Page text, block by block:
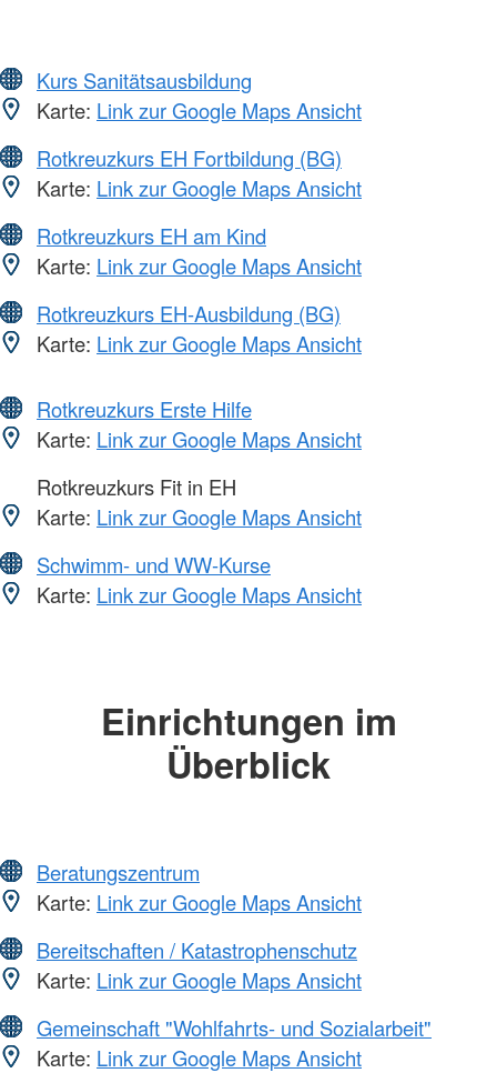
Kurs Sanitätsausbildung
Karte: Link zur Google Maps Ansicht
Rotkreuzkurs EH Fortbildung (BG)
Karte: Link zur Google Maps Ansicht
Rotkreuzkurs EH am Kind
Karte: Link zur Google Maps Ansicht
Rotkreuzkurs EH-Ausbildung (BG)
Karte: Link zur Google Maps Ansicht
Rotkreuzkurs Erste Hilfe
Karte: Link zur Google Maps Ansicht
Rotkreuzkurs Fit in EH
Karte: Link zur Google Maps Ansicht
Schwimm- und WW-Kurse
Karte: Link zur Google Maps Ansicht
Einrichtungen im
Überblick
Beratungszentrum
Karte: Link zur Google Maps Ansicht
Bereitschaften / Katastrophenschutz
Karte: Link zur Google Maps Ansicht
Gemeinschaft "Wohlfahrts- und Sozialarbeit"
Karte: Link zur Google Maps Ansicht